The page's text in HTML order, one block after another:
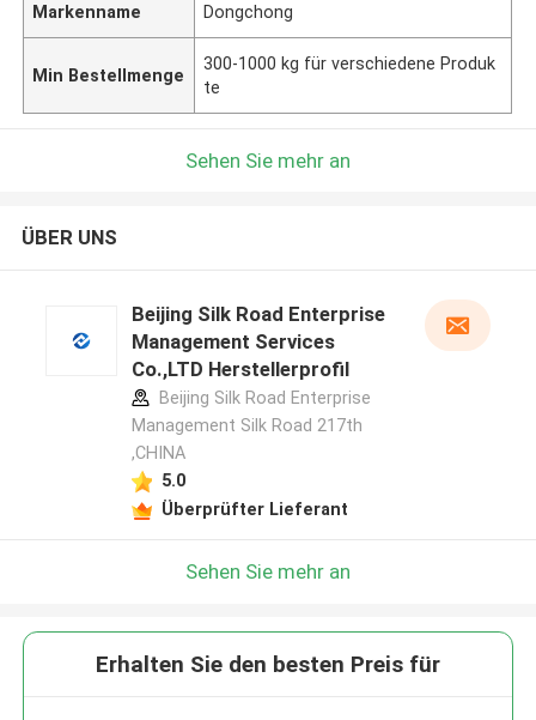
Markenname Dongchong
Min Bestellmenge
300-1000 kg für verschiedene Produk
te
Sehen Sie mehr an
ÜBER UNS
Beijing Silk Road Enterprise
Management Services
Co.,LTD Herstellerprofil
Beijing Silk Road Enterprise
Management Silk Road 217th
,CHINA
5.0
Überprüfter Lieferant
Sehen Sie mehr an
Erhalten Sie den besten Preis für